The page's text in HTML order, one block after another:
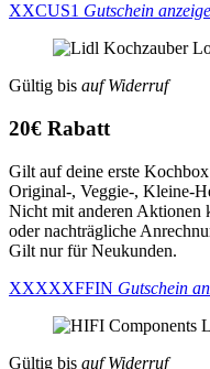
XXCUS1 Gutschein
Gültig bis auf Widerruf
20€ Rabatt
Gilt auf deine erste
Original-, Veggie-, Kleine-
Nicht mit anderen Aktionen
oder nachträgliche
Gilt nur für Neukunden.
XXXXXFFIN Gutschein
Gültig bis auf Widerruf